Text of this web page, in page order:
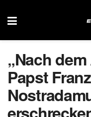
„Nach
Papst